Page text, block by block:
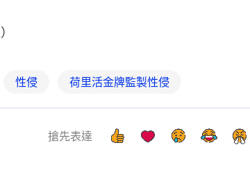
性侵 荷里活金牌監製性侵
搶先表達